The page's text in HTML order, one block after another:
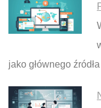
jako głównego